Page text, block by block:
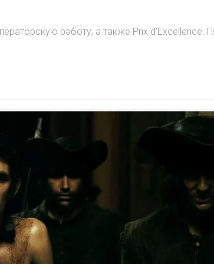
работу, а также Prix d'Excellence.